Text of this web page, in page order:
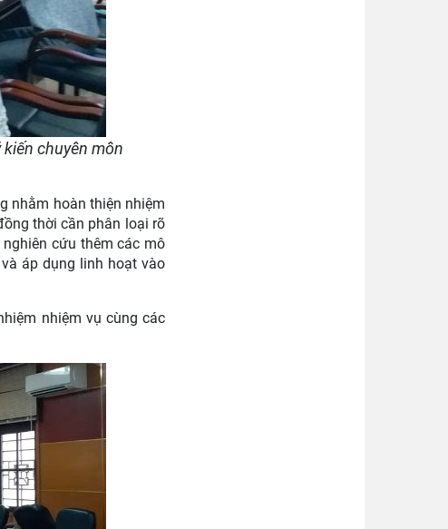
chuyên môn
nhằm hoàn thiện nhiệm
thời cần phân loại rõ
cứu thêm các mô
áp dụng linh hoạt vào
nhiệm vụ cùng các